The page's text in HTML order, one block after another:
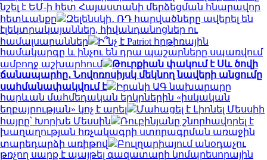
նշել է ԵՄ-ի հետ Հայաստանի մերձեցման հնարավոր
հետևանքը
Զելենսկի․ ՌԴ հարվածները ավերել են
էլեկտրակայաններ, հիվանդանոցներ ու
համալսարաններ
Ի՞նչ է Patriot հրթիռային
համակարգը և ինչու են դրա պաշարները սպառվում
ամբողջ աշխարհում
Թուրքիան փակում է Սև ծովի
ճանապարհը․ Նովոռոսիյսկ մեկնող նավերի անցումը
սահմանափակվում է
Իրանի ԱԳ նախարարը
հարևան մահմեդական երկրներին «իսկական
եղբայրության» կոչ է արել
Մահացել է Լիոնել Մեսսիի
հայրը՝ Խորխե Մեսսին
Ռուբինյանը շնորհավորել է
խաղաղության հռչակագրի ստորագրման առաջին
տարեդարձի առիթով
Բուլղարիայում անօդաչու
թռչող սարք է պայթել գազատարի կոմպրեսորային